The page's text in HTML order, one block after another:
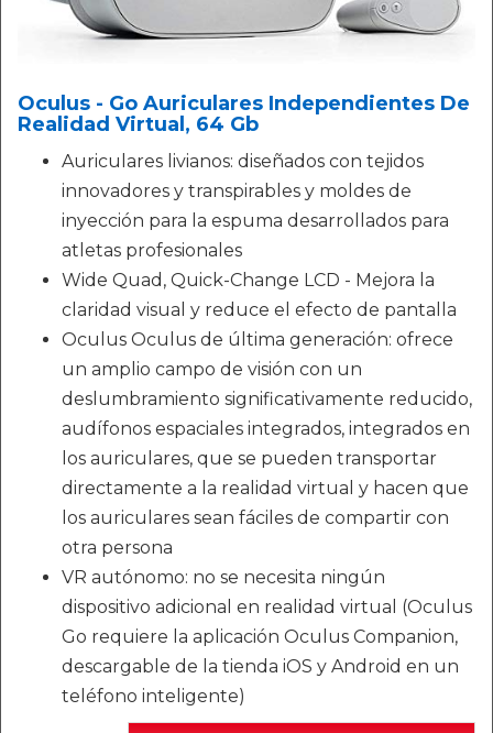
Oculus - Go Auriculares Independientes De
Realidad Virtual, 64 Gb
Auriculares livianos: diseñados con tejidos
innovadores y transpirables y moldes de
inyección para la espuma desarrollados para
atletas profesionales
Wide Quad, Quick-Change LCD - Mejora la
claridad visual y reduce el efecto de pantalla
Oculus Oculus de última generación: ofrece
un amplio campo de visión con un
deslumbramiento significativamente reducido,
audífonos espaciales integrados, integrados en
los auriculares, que se pueden transportar
directamente a la realidad virtual y hacen que
los auriculares sean fáciles de compartir con
otra persona
VR autónomo: no se necesita ningún
dispositivo adicional en realidad virtual (Oculus
Go requiere la aplicación Oculus Companion,
descargable de la tienda iOS y Android en un
teléfono inteligente)